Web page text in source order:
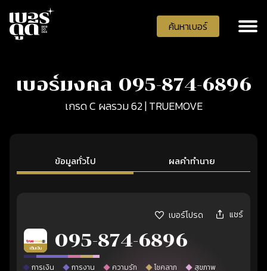
ค้นหาเบอร์
เบอร์มงคล 095-874-6896
เกรด C ผลรวม 62 | TRUEMOVE
ข้อมูลทั่วไป ผลคำทำนาย
เบอร์โปรด แชร์
เติมเงิน 095-874-6896
การเงิน การงาน ความรัก โชคลาภ สุขภาพ